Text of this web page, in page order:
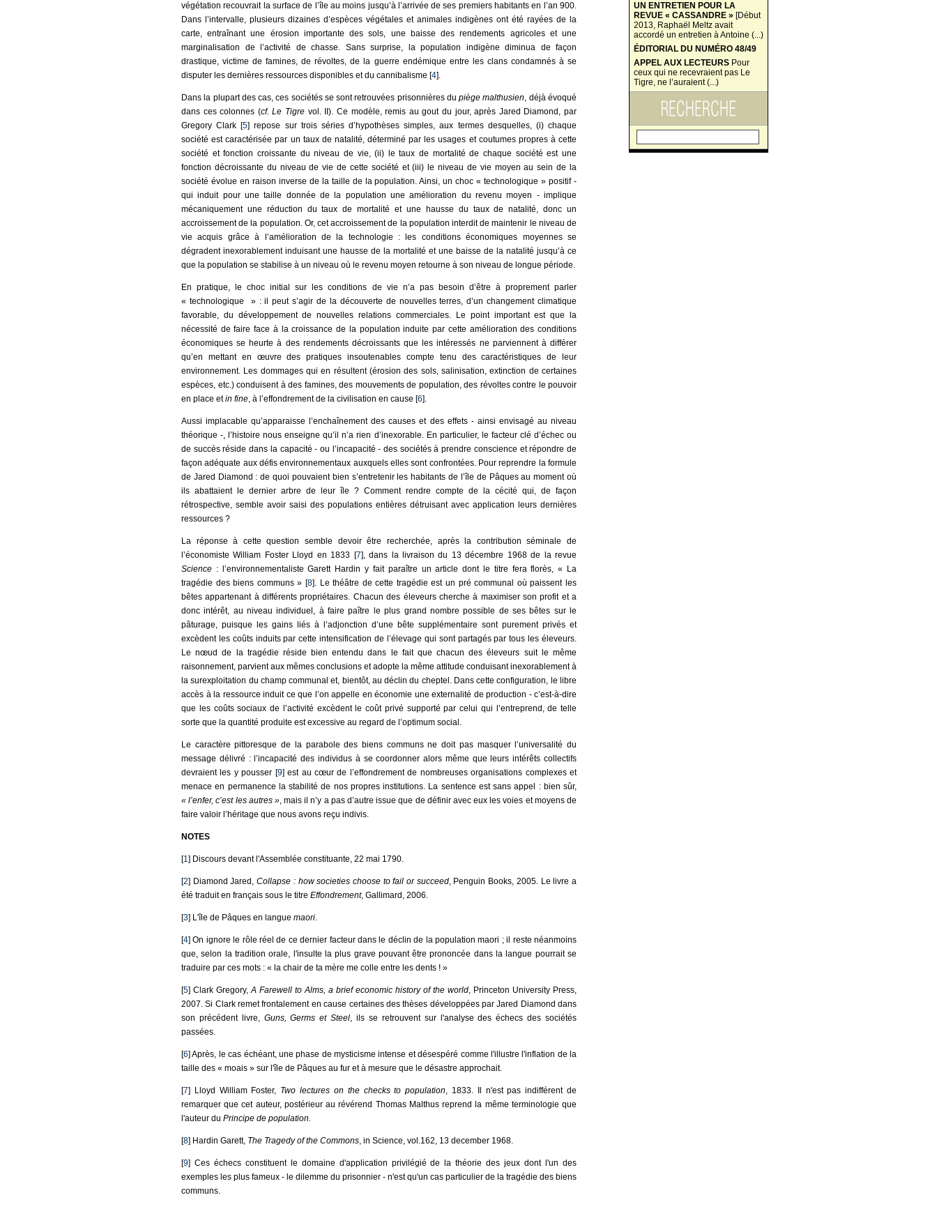
UN ENTRETIEN POUR LA
REVUE « CASSANDRE » [Début
2013, Raphaël Meltz avait
accordé un entretien à Antoine (...)
ÉDITORIAL DU NUMÉRO 48/49
APPEL AUX LECTEURS Pour
ceux qui ne recevraient pas Le
Tigre, ne l’auraient (...)
végétation recouvrait la surface de l’île au moins jusqu’à l’arrivée de ses premiers habitants en l’an 900.
Dans l’intervalle, plusieurs dizaines d’espèces végétales et animales indigènes ont été rayées de la
carte, entraînant une érosion importante des sols, une baisse des rendements agricoles et une
marginalisation de l’activité de chasse. Sans surprise, la population indigène diminua de façon
drastique, victime de famines, de révoltes, de la guerre endémique entre les clans condamnés à se
disputer les dernières ressources disponibles et du cannibalisme [4].
Dans la plupart des cas, ces sociétés se sont retrouvées prisonnières dupiège malthusien, déjà évoqué
dans ces colonnes (cf. Le Tigre vol. II). Ce modèle, remis au gout du jour, après Jared Diamond, par
Gregory Clark [5] repose sur trois séries d’hypothèses simples, aux termes desquelles, (i) chaque
société est caractérisée par un taux de natalité, déterminé par les usages et coutumes propres à cette
société et fonction croissante du niveau de vie, (ii) le taux de mortalité de chaque société est une
fonction décroissante du niveau de vie de cette société et (iii) le niveau de vie moyen au sein de la
société évolue en raison inverse de la taille de la population. Ainsi, un choc « technologique » positif -
qui induit pour une taille donnée de la population une amélioration du revenu moyen - implique
mécaniquement une réduction du taux de mortalité et une hausse du taux de natalité, donc un
accroissement de la population. Or, cet accroissement de la population interdit de maintenir le niveau de
vie acquis grâce à l’amélioration de la technologie : les conditions économiques moyennes se
dégradent inexorablement induisant une hausse de la mortalité et une baisse de la natalité jusqu’à ce
que la population se stabilise à un niveau où le revenu moyen retourne à son niveau de longue période.
En pratique, le choc initial sur les conditions de vie n’a pas besoin d’être à proprement parler
« technologique » : il peut s’agir de la découverte de nouvelles terres, d’un changement climatique
favorable, du développement de nouvelles relations commerciales. Le point important est que la
nécessité de faire face à la croissance de la population induite par cette amélioration des conditions
économiques se heurte à des rendements décroissants que les intéressés ne parviennent à différer
qu’en mettant en œuvre des pratiques insoutenables compte tenu des caractéristiques de leur
environnement. Les dommages qui en résultent (érosion des sols, salinisation, extinction de certaines
espèces, etc.) conduisent à des famines, des mouvements de population, des révoltes contre le pouvoir
en place etin fine, à l’effondrement de la civilisation en cause [6].
Aussi implacable qu’apparaisse l’enchaînement des causes et des effets - ainsi envisagé au niveau
théorique -, l’histoire nous enseigne qu’il n’a rien d’inexorable. En particulier, le facteur clé d’échec ou
de succès réside dans la capacité - ou l’incapacité - des sociétés à prendre conscience et répondre de
façon adéquate aux défis environnementaux auxquels elles sont confrontées. Pour reprendre la formule
de Jared Diamond : de quoi pouvaient bien s’entretenir les habitants de l’île de Pâques au moment où
ils abattaient le dernier arbre de leur île ? Comment rendre compte de la cécité qui, de façon
rétrospective, semble avoir saisi des populations entières détruisant avec application leurs dernières
ressources ?
La réponse à cette question semble devoir être recherchée, après la contribution séminale de
l’économiste William Foster Lloyd en 1833 [7], dans la livraison du 13 décembre 1968 de la revue
Science : l’environnementaliste Garett Hardin y fait paraître un article dont le titre fera florès, « La
tragédie des biens communs » [8]. Le théâtre de cette tragédie est un pré communal où paissent les
bêtes appartenant à différents propriétaires. Chacun des éleveurs cherche à maximiser son profit et a
donc intérêt, au niveau individuel, à faire paître le plus grand nombre possible de ses bêtes sur le
pâturage, puisque les gains liés à l’adjonction d’une bête supplémentaire sont purement privés et
excèdent les coûts induits par cette intensification de l’élevage qui sont partagés par tous les éleveurs.
Le nœud de la tragédie réside bien entendu dans le fait que chacun des éleveurs suit le même
raisonnement, parvient aux mêmes conclusions et adopte la même attitude conduisant inexorablement à
la surexploitation du champ communal et, bientôt, au déclin du cheptel. Dans cette configuration, le libre
accès à la ressource induit ce que l’on appelle en économie une externalité de production - c’est-à-dire
que les coûts sociaux de l’activité excèdent le coût privé supporté par celui qui l’entreprend, de telle
sorte que la quantité produite est excessive au regard de l’optimum social.
Le caractère pittoresque de la parabole des biens communs ne doit pas masquer l’universalité du
message délivré : l’incapacité des individus à se coordonner alors même que leurs intérêts collectifs
devraient les y pousser [9] est au cœur de l’effondrement de nombreuses organisations complexes et
menace en permanence la stabilité de nos propres institutions. La sentence est sans appel : bien sûr,
« l’enfer, c’est les autres », mais il n’y a pas d’autre issue que de définir avec eux les voies et moyens de
faire valoir l’héritage que nous avons reçu indivis.
NOTES
[1] Discours devant l'Assemblée constituante, 22 mai 1790.
[2] Diamond Jared,Collapse : how societies choose to fail or succeed, Penguin Books, 2005. Le livre a
été traduit en français sous le titre Effondrement, Gallimard, 2006.
[3] L'île de Pâques en langue maori.
[4] On ignore le rôle réel de ce dernier facteur dans le déclin de la population maori ; il reste néanmoins
que, selon la tradition orale, l'insulte la plus grave pouvant être prononcée dans la langue pourrait se
traduire par ces mots : « la chair de ta mère me colle entre les dents ! »
[5] Clark Gregory,A Farewell to Alms, a brief economic history of the world, Princeton University Press,
2007. Si Clark remet frontalement en cause certaines des thèses développées par Jared Diamond dans
son précédent livre, Guns, Germs et Steel, ils se retrouvent sur l'analyse des échecs des sociétés
passées.
[6] Après, le cas échéant, une phase de mysticisme intense et désespéré comme l'illustre l'inflation de la
taille des « moais » sur l'île de Pâques au fur et à mesure que le désastre approchait.
[7] Lloyd William Foster, Two lectures on the checks to population, 1833. Il n'est pas indifférent de
remarquer que cet auteur, postérieur au révérend Thomas Malthus reprend la même terminologie que
l'auteur du Principe de population.
[8] Hardin Garett, The Tragedy of the Commons, in Science, vol.162, 13 december 1968.
[9] Ces échecs constituent le domaine d'application privilégié de la théorie des jeux dont l'un des
exemples les plus fameux - le dilemme du prisonnier - n'est qu'un cas particulier de la tragédie des biens
communs.